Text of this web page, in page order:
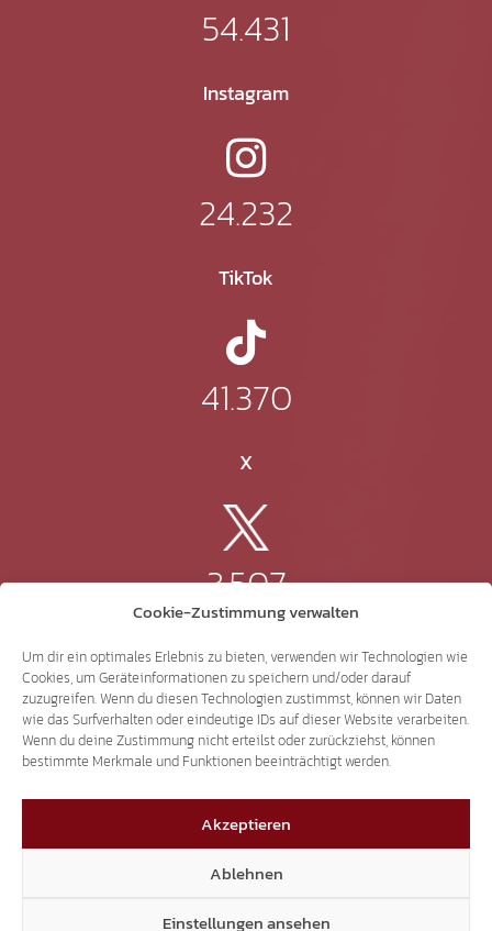
Cookie-Zustimmung verwalten
Um dir ein optimales Erlebnis zu bieten, verwenden wir Technologien wie
Cookies, um Geräteinformationen zu speichern und/oder darauf
zuzugreifen. Wenn du diesen Technologien zustimmst, können wir Daten
wie das Surfverhalten oder eindeutige IDs auf dieser Website verarbeiten.
Wenn du deine Zustimmung nicht erteilst oder zurückziehst, können
bestimmte Merkmale und Funktionen beeinträchtigt werden.
Akzeptieren
Ablehnen
Einstellungen ansehen
54.431
Instagram
24.232
TikTok
41.370
X
3.507
Threads
3.401
YouTube